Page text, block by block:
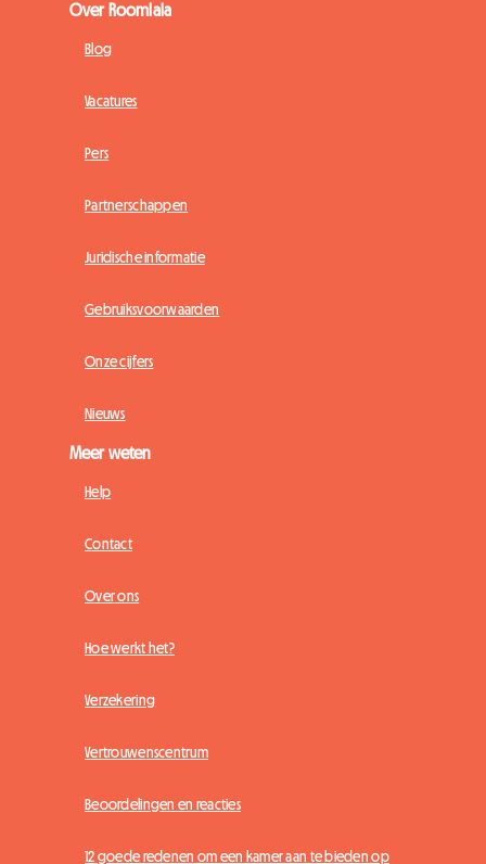
Over Roomlala
Blog
Vacatures
Pers
Partnerschappen
Juridische informatie
Gebruiksvoorwaarden
Onze cijfers
Nieuws
Meer weten
Help
Contact
Over ons
Hoe werkt het?
Verzekering
Vertrouwenscentrum
Beoordelingen en reacties
12 goede redenen om een kamer aan te bieden op